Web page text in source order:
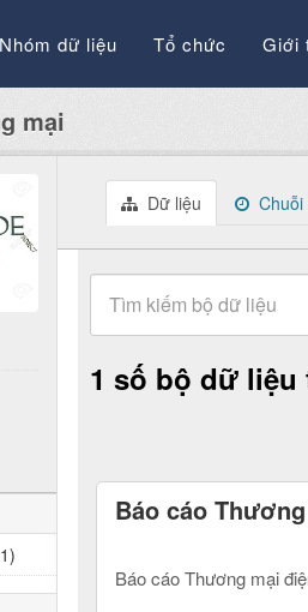
Nhóm dữ liệu Tổ chức Giới
mại
Dữ liệu Chuỗi
1 số bộ dữ liệu
Báo cáo
Báo cáo Thương mại